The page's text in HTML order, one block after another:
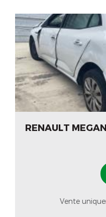
RENAULT
Vente